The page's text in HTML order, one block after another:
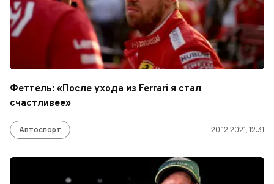
Феттель: «После ухода из Ferrari я стал
счастливее»
Автоспорт 20.12.2021, 12:31